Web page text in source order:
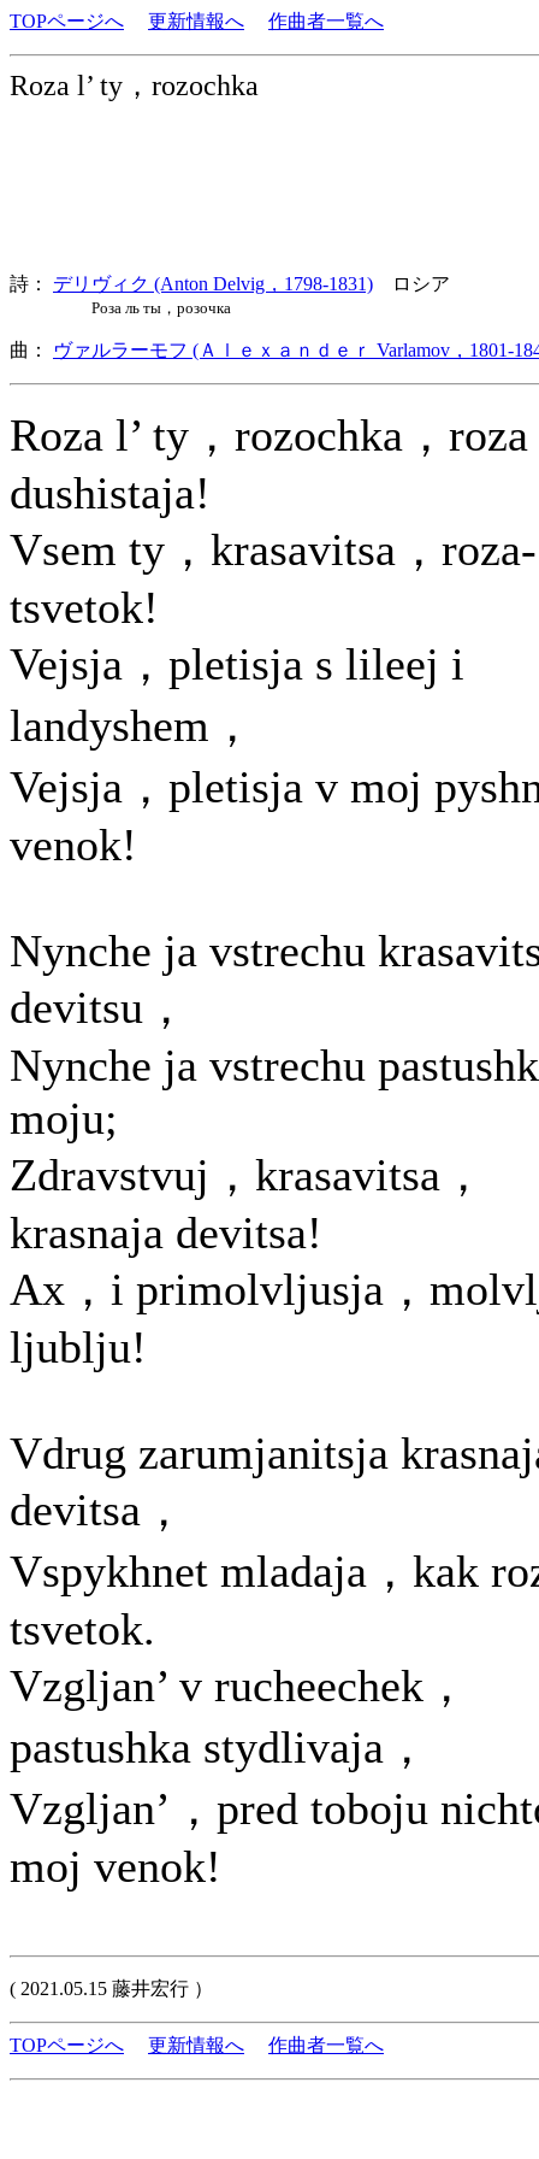
TOPページへ 更新情報へ 作曲者一覧へ
Roza l’ ty，rozochka
詩： デリヴィク (Anton Delvig，1798-1831) ロシア
Роза ль ты，розочка
曲： ヴァルラーモフ (Ａｌｅｘａｎｄｅｒ Varlamov，1801-
Roza l’ ty，rozochka，roza
dushistaja!
Vsem ty，krasavitsa，roza-
tsvetok!
Vejsja，pletisja s lileej i
landyshem，
Vejsja，pletisja v moj
venok!
Nynche ja vstrechu
devitsu，
Nynche ja vstrechu
moju;
Zdravstvuj，krasavitsa，
krasnaja devitsa!
Ax，i primolvljusja，
ljublju!
Vdrug zarumjanitsja
devitsa，
Vspykhnet mladaja，kak
tsvetok.
Vzgljan’ v rucheechek，
pastushka stydlivaja，
Vzgljan’，pred toboju
moj venok!
( 2021.05.15 藤井宏行 ）
TOPページへ 更新情報へ 作曲者一覧へ